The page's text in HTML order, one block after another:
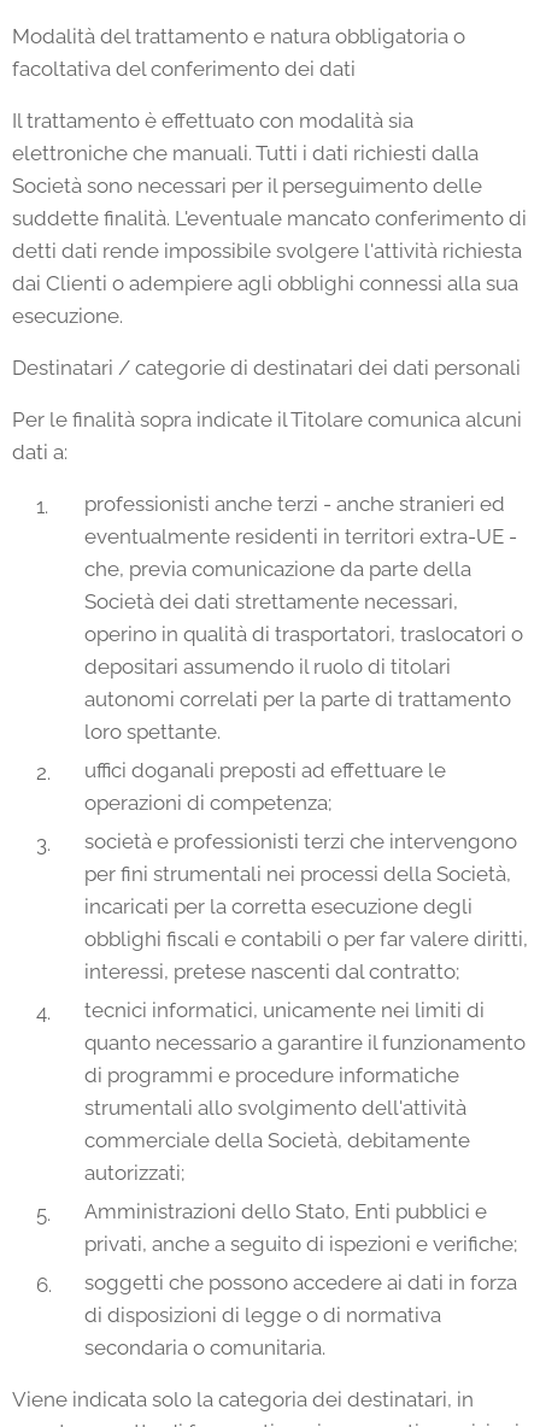
Modalità del trattamento e natura obbligatoria o
facoltativa del conferimento dei dati
Il trattamento è effettuato con modalità sia
elettroniche che manuali. Tutti i dati richiesti dalla
Società sono necessari per il perseguimento delle
suddette finalità. L'eventuale mancato conferimento di
detti dati rende impossibile svolgere l'attività richiesta
dai Clienti o adempiere agli obblighi connessi alla sua
esecuzione.
Destinatari / categorie di destinatari dei dati personali
Per le finalità sopra indicate il Titolare comunica alcuni
dati a:
professionisti anche terzi - anche stranieri ed
eventualmente residenti in territori extra-UE -
che, previa comunicazione da parte della
Società dei dati strettamente necessari,
operino in qualità di trasportatori, traslocatori o
depositari assumendo il ruolo di titolari
autonomi correlati per la parte di trattamento
loro spettante.
uffici doganali preposti ad effettuare le
operazioni di competenza;
società e professionisti terzi che intervengono
per fini strumentali nei processi della Società,
incaricati per la corretta esecuzione degli
obblighi fiscali e contabili o per far valere diritti,
interessi, pretese nascenti dal contratto;
tecnici informatici, unicamente nei limiti di
quanto necessario a garantire il funzionamento
di programmi e procedure informatiche
strumentali allo svolgimento dell'attività
commerciale della Società, debitamente
autorizzati;
Amministrazioni dello Stato, Enti pubblici e
privati, anche a seguito di ispezioni e verifiche;
soggetti che possono accedere ai dati in forza
di disposizioni di legge o di normativa
secondaria o comunitaria.
Viene indicata solo la categoria dei destinatari, in